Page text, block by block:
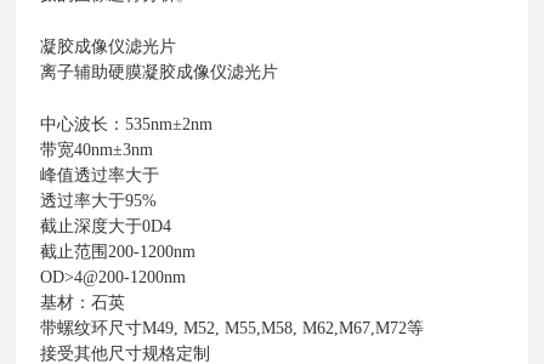
凝胶成像仪滤光片
离子辅助硬膜凝胶成像仪滤光片
中心波长：535nm±2nm
带宽40nm±3nm
峰值透过率大于
透过率大于95%
截止深度大于0D4
截止范围200-1200nm
OD>4@200-1200nm
基材：石英
带螺纹环尺寸M49, M52, M55,M58, M62,M67,M72等
接受其他尺寸规格定制